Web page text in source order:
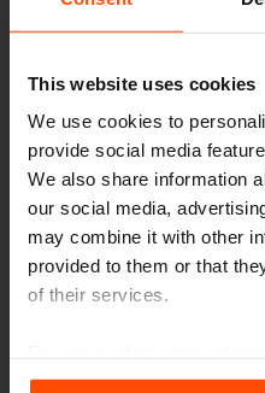
This website uses cookies
We use cookies to
provide social media
We also share information
our social media,
may combine it with other
provided to them or that
of their services.
the Processing Personal